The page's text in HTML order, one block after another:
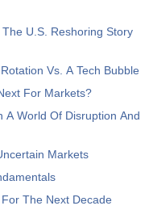
120.1 K
훑어보기
훑어보기
4.9 K
U.S. Reshoring Story
Vs. A Tech Bubble
For Markets?
A World Of Disruption And
Markets
The Next Decade